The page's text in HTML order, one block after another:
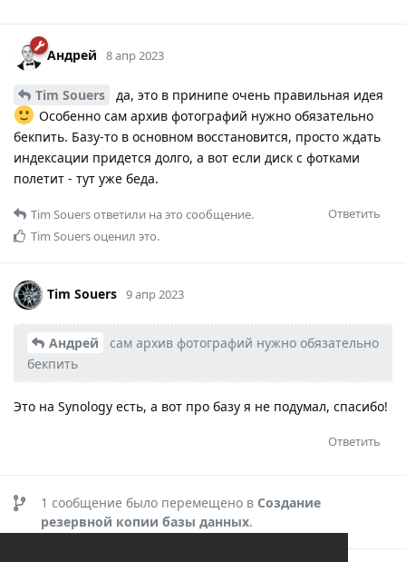
Андрей 8 апр 2023
Tim Souers
да, это в принипе очень правильная идея
Особенно сам архив фотографий нужно обязательно
бекпить. Базу-то в основном восстановится, просто ждать
индексации придется долго, а вот если диск с фотками
полетит - тут уже беда.
Ответить
Tim Souersответили на это сообщение.
Tim Souersоценил это.
Tim Souers 9 апр 2023
Андрей
сам архив фотографий нужно обязательно
бекпить
Это на Synology есть, а вот про базу я не подумал, спасибо!
Ответить
1 сообщение было перемещено в Создание
резервной копии базы данных.